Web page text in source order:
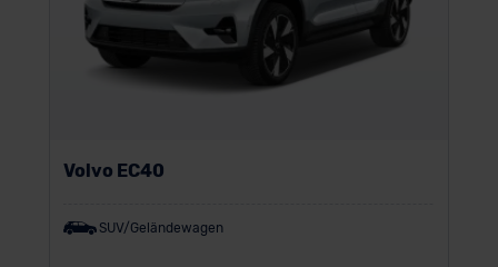
Volvo EC40
SUV/Geländewagen